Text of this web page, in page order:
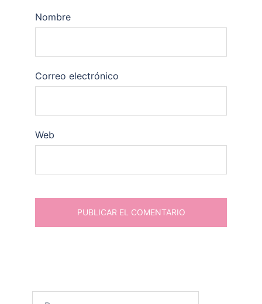
Nombre
Correo electrónico
Web